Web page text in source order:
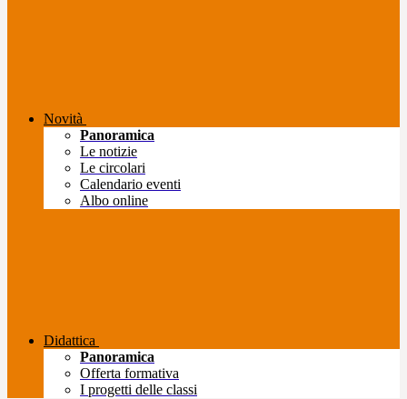
Novità
Panoramica
Le notizie
Le circolari
Calendario eventi
Albo online
Didattica
Panoramica
Offerta formativa
I progetti delle classi